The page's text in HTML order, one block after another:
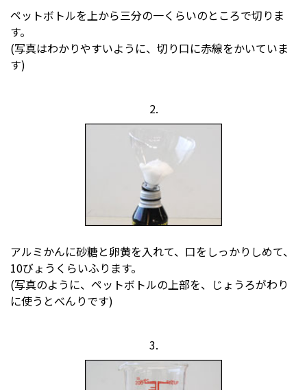
ペットボトルを上から三分の一くらいのところで切りま
す。
(写真はわかりやすいように、切り口に赤線をかいていま
す)
2.
アルミかんに砂糖と卵黄を入れて、口をしっかりしめて、
10びょうくらいふります。
(写真のように、ペットボトルの上部を、じょうろがわり
に使うとべんりです)
3.